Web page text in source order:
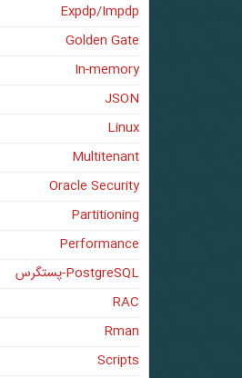
Expdp/Impdp
Golden Gate
In-memory
JSON
Linux
Multitenant
Oracle Security
Partitioning
Performance
PostgreSQL-پستگرس
RAC
Rman
Scripts